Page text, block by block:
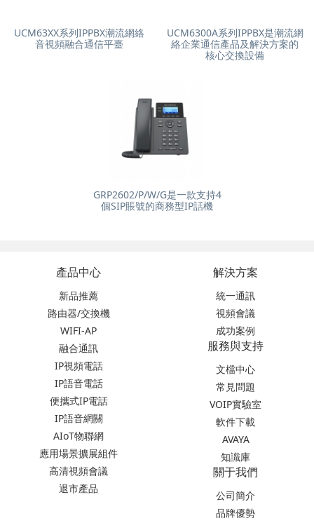
UCM63XX系列IPPBX潮流網絡
音視頻融合通信平臺
UCM6300A系列IPPBX是潮流網
絡企業通信產品及解決方案的
核心交換設備
GRP2602/P/W/G是一款支持4
個SIP賬號的商務型IP話機
產品中心
新品推薦
路由器/交換機
WIFI-AP
融合通訊
IP視頻電話
IP語音電話
便攜式IP電話
IP語音網關
AIoT物聯網
應用場景擴展組件
高清視頻會議
退市產品
解決方案
統一通訊
視頻會議
成功案例
服務與支持
文檔中心
常見問題
VOIP實驗室
軟件下載
AVAYA
知識庫
關于我們
公司簡介
品牌優勢